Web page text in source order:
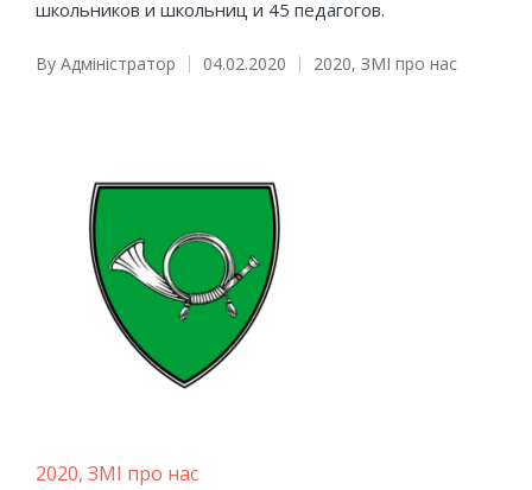
школьников и школьниц и 45 педагогов.
Posted
By Адміністратор 04.02.2020
Posted
2020, ЗМІ про нас
Posted
2020 ЗМІ про нас